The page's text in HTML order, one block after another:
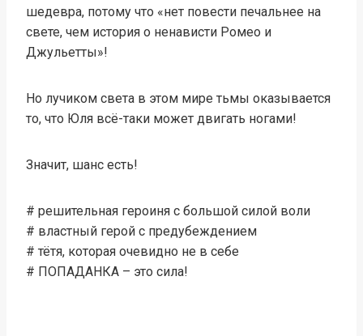
шедевра, потому что «нет повести печальнее на
свете, чем история о ненависти Ромео и
Джульетты»!
Но лучиком света в этом мире тьмы оказывается
то, что Юля всё-таки может двигать ногами!
Значит, шанс есть!
# решительная героиня с большой силой воли
# властный герой с предубеждением
# тётя, которая очевидно не в себе
# ПОПАДАНКА – это сила!